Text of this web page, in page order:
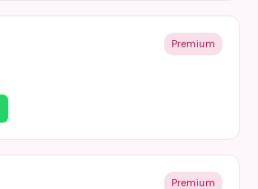
Premium
Premium